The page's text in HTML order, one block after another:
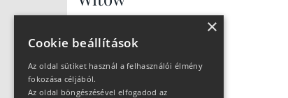
Hegy n/a Völgy n/a
Várható hómennyiség 14 cm
×
Cookie beállítások
Az oldal sütiket használ a felhasználói élmény
fokozása céljából.
Az oldal böngészésével elfogadod az